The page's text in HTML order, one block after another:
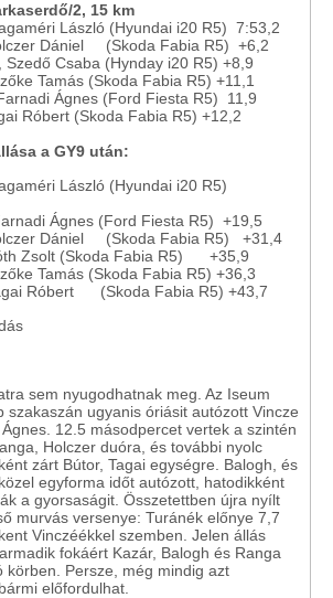
2, 15 km
László (Hyundai i20 R5) 7:53,2
Dániel (Skoda Fabia R5) +6,2
Szedő Csaba (Hynday i20 R5) +8,9
Tamás (Skoda Fabia R5) +11,1
Ágnes (Ford Fiesta R5) 11,9
Róbert (Skoda Fabia R5) +12,2
a GY9 után:
László (Hyundai i20 R5)
Ágnes (Ford Fiesta R5) +19,5
Dániel (Skoda Fabia R5) +31,4
Zsolt (Skoda Fabia R5) +35,9
Tamás (Skoda Fabia R5) +36,3
Róbert (Skoda Fabia R5) +43,7
sem nyugodhatnak meg. Az Iseum
szakaszán ugyanis óriásit autózott Vincze
12.5 másodpercet vertek a szintén
Holczer duóra, és további nyolc
zárt Bútor, Tagai egységre. Balogh, és
egyforma időt autózott, hatodikként
a gyorsaságit. Összetettben újra nyílt
murvás versenye: Turánék előnye 7,7
Vinczéékkel szemben. Jelen állás
fokáért Kazár, Balogh és Ranga
körben. Persze, még mindig azt
előfordulhat.